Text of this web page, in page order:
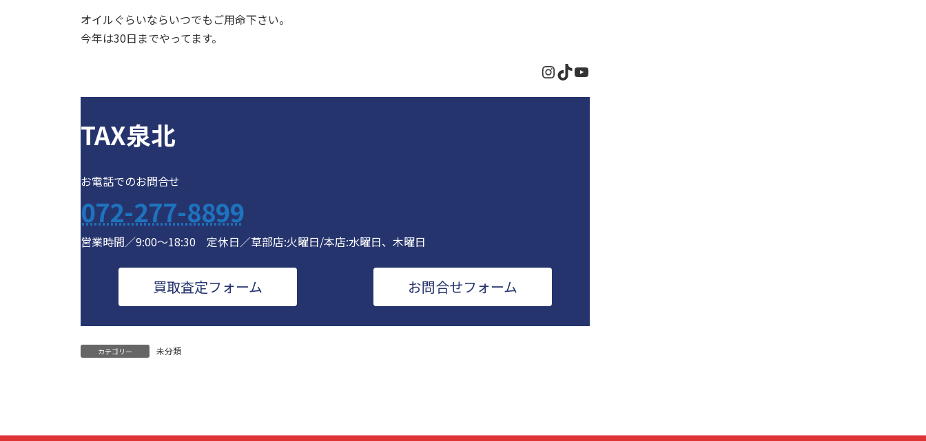
オイルぐらいならいつでもご用命下さい。
今年は30日までやってます。
Instagram
TikTok
YouTube
TAX泉北
お電話でのお問合せ
072-277-8899
営業時間／9:00～18:30 定休日／草部店:火曜日/本店:水曜日、木曜日
買取査定フォーム お問合せフォーム
カテゴリー 未分類